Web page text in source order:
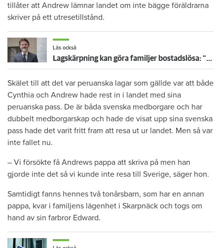
tillåter att Andrew lämnar landet om inte bägge föräldrarna
skriver på ett utresetillstånd.
Läs också
Lagskärpning kan göra familjer bostadslösa: "Bra att det granskas"
Skälet till att det var peruanska lagar som gällde var att både
Cynthia och Andrew hade rest in i landet med sina
peruanska pass. De är båda svenska medborgare och har
dubbelt medborgarskap och hade de visat upp sina svenska
pass hade det varit fritt fram att resa ut ur landet. Men så var
inte fallet nu.
– Vi försökte få Andrews pappa att skriva på men han
gjorde inte det så vi kunde inte resa till Sverige, säger hon.
Samtidigt fanns hennes två tonårsbarn, som har en annan
pappa, kvar i familjens lägenhet i Skarpnäck och togs om
hand av sin farbror Edward.